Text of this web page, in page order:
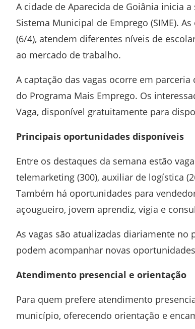
A cidade de Aparecida de Goiânia inicia a
Sistema Municipal de Emprego (SIME).
(6/4), atendem diferentes níveis de
ao mercado de trabalho.
A captação das vagas ocorre em parceria
do Programa Mais Emprego. Os
Vaga, disponível gratuitamente para
Principais oportunidades disponíveis
Entre os destaques da semana estão
telemarketing (300), auxiliar de logística
Também há oportunidades para
açougueiro, jovem aprendiz, vigia e
As vagas são atualizadas diariamente
podem acompanhar novas
Atendimento presencial e orientação
Para quem prefere atendimento
município, oferecendo orientação e